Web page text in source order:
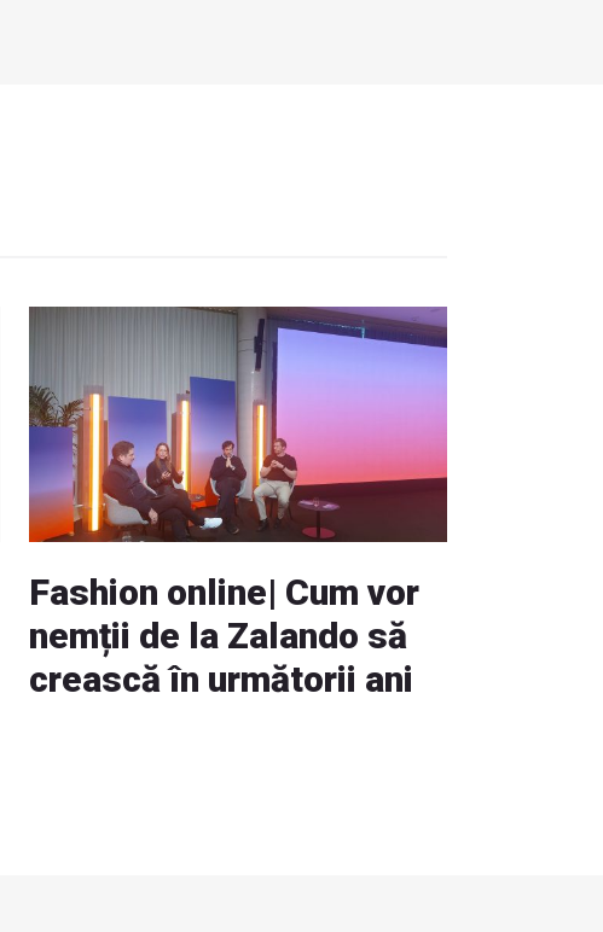
Fashion online| Cum vor
nemții de la Zalando să
crească în următorii ani